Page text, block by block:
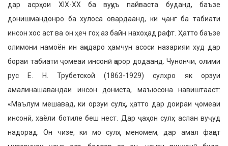
дар асрҳои ХIХ-ХХ ба вуқуъ пайваста буданд, баъзе
донишмандонро ба хулоса овардаанд, ки ҷанг ба табиати
инсон хос аст ва он ҳеч гоҳ аз байн нахоҳад рафт. Ҳатто баъзе
олимони намоён ин ақидаро ҳамчун асоси назарияи худ дар
бораи табиати ҷомеаи инсонӣ қарор додаанд. Чунончи, олими
рус Е. Н. Трубетской (1863-1929) сулҳро як орзуи
амалинашавандаи инсон дониста, маъюсона навиштааст:
«Маълум мешавад, ки орзуи сулҳ, ҳатто дар доираи ҷомеаи
инсонӣ, хаёли ботиле беш нест. Дар ҷаҳон сулҳ аслан вуҷуд
надорад. Он чизе, ки мо сулҳ меномем, дар амал фақат